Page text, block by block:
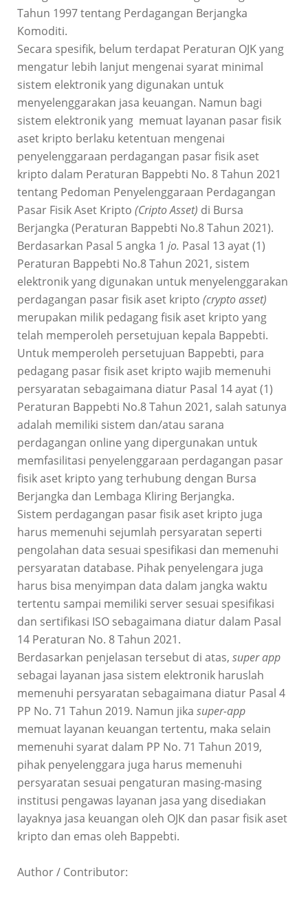
Tahun 1997 tentang Perdagangan Berjangka
Komoditi.
Secara spesifik, belum terdapat Peraturan OJK yang
mengatur lebih lanjut mengenai syarat minimal
sistem elektronik yang digunakan untuk
menyelenggarakan jasa keuangan. Namun bagi
sistem elektronik yang memuat layanan pasar fisik
aset kripto berlaku ketentuan mengenai
penyelenggaraan perdagangan pasar fisik aset
kripto dalam Peraturan Bappebti No. 8 Tahun 2021
tentang Pedoman Penyelenggaraan Perdagangan
Pasar Fisik Aset Kripto (Cripto Asset) di Bursa
Berjangka (Peraturan Bappebti No.8 Tahun 2021).
Berdasarkan Pasal 5 angka 1 jo. Pasal 13 ayat (1)
Peraturan Bappebti No.8 Tahun 2021, sistem
elektronik yang digunakan untuk menyelenggarakan
perdagangan pasar fisik aset kripto (cryptoasset)
merupakan milik pedagang fisik aset kripto yang
telah memperoleh persetujuan kepala Bappebti.
Untuk memperoleh persetujuan Bappebti, para
pedagang pasar fisik aset kripto wajib memenuhi
persyaratan sebagaimana diatur Pasal 14 ayat (1)
Peraturan Bappebti No.8 Tahun 2021, salah satunya
adalah memiliki sistem dan/atau sarana
perdagangan online yang dipergunakan untuk
memfasilitasi penyelenggaraan perdagangan pasar
fisik aset kripto yang terhubung dengan Bursa
Berjangka dan Lembaga Kliring Berjangka.
Sistem perdagangan pasar fisik aset kripto juga
harus memenuhi sejumlah persyaratan seperti
pengolahan data sesuai spesifikasi dan memenuhi
persyaratan database. Pihak penyelengara juga
harus bisa menyimpan data dalam jangka waktu
tertentu sampai memiliki server sesuai spesifikasi
dan sertifikasi ISO sebagaimana diatur dalam Pasal
14 Peraturan No. 8 Tahun 2021.
Berdasarkan penjelasan tersebut di atas, super app
sebagai layanan jasa sistem elektronik haruslah
memenuhi persyaratan sebagaimana diatur Pasal 4
PP No. 71 Tahun 2019. Namun jika super-app
memuat layanan keuangan tertentu, maka selain
memenuhi syarat dalam PP No. 71 Tahun 2019,
pihak penyelenggara juga harus memenuhi
persyaratan sesuai pengaturan masing-masing
institusi pengawas layanan jasa yang disediakan
layaknya jasa keuangan oleh OJK dan pasar fisik aset
kripto dan emas oleh Bappebti.
Author / Contributor: